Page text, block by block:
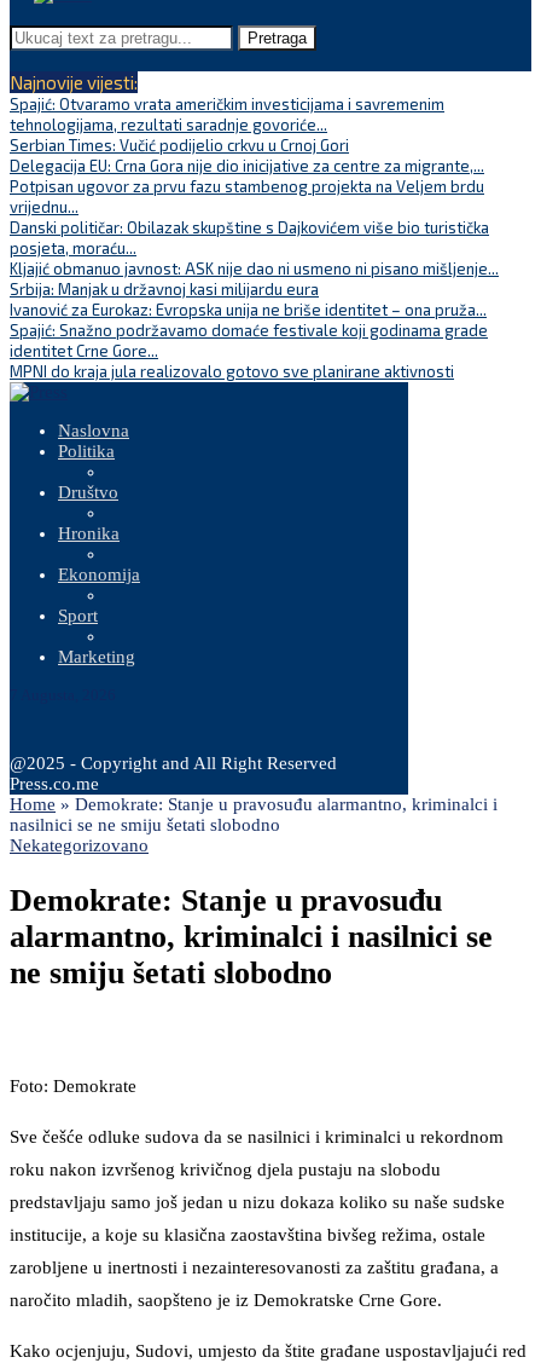
Pretraga
Najnovije vijesti:
Spajić: Otvaramo vrata američkim investicijama i savremenim
tehnologijama, rezultati saradnje govoriće...
Serbian Times: Vučić podijelio crkvu u Crnoj Gori
Delegacija EU: Crna Gora nije dio inicijative za centre za migrante,...
Potpisan ugovor za prvu fazu stambenog projekta na Veljem brdu
vrijednu...
Danski političar: Obilazak skupštine s Dajkovićem više bio turistička
posjeta, moraću...
Kljajić obmanuo javnost: ASK nije dao ni usmeno ni pisano mišljenje...
Srbija: Manjak u državnoj kasi milijardu eura
Ivanović za Eurokaz: Evropska unija ne briše identitet – ona pruža...
Spajić: Snažno podržavamo domaće festivale koji godinama grade
identitet Crne Gore...
MPNI do kraja jula realizovalo gotovo sve planirane aktivnosti
Naslovna
Politika
Društvo
Hronika
Ekonomija
Sport
Marketing
@2025 - Copyright and All Right Reserved
Press.co.me
Home » Demokrate: Stanje u pravosuđu alarmantno, kriminalci i
nasilnici se ne smiju šetati slobodno
Nekategorizovano
Demokrate: Stanje u pravosuđu
alarmantno, kriminalci i nasilnici se
ne smiju šetati slobodno
Foto: Demokrate
Sve češće odluke sudova da se nasilnici i kriminalci u rekordnom
roku nakon izvršenog krivičnog djela pustaju na slobodu
predstavljaju samo još jedan u nizu dokaza koliko su naše sudske
institucije, a koje su klasična zaostavština bivšeg režima, ostale
zarobljene u inertnosti i nezainteresovanosti za zaštitu građana, a
naročito mladih, saopšteno je iz Demokratske Crne Gore.
Kako ocjenjuju, Sudovi, umjesto da štite građane uspostavljajući red